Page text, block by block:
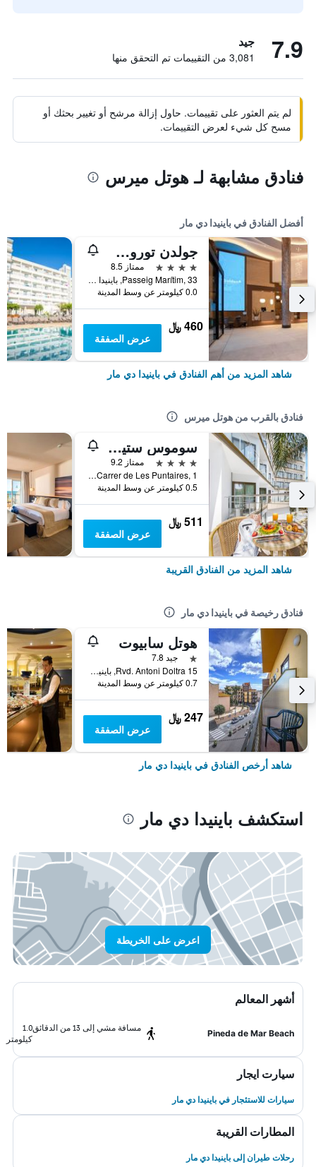
7.9 جيد
3,081 من التقييمات تم التحقق منها
لم يتم العثور على تقييمات. حاول إزالة مرشح أو تغيير بحثك أو
مسح كل شيء لعرض التقييمات.
فنادق مشابهة لـ هوتل ميرس
أفضل الفنادق في باينيدا دي مار
جولدن توروس أكوابارك ريزورت
4 نجوم
ممتاز 8.5
Passeig Marítim, 33, باينيدا دي مار, كاتالونيا, أسبانيا
0.0 كيلومتر عن وسط المدينة
460 ﷼
عرض الصفقة
شاهد المزيد من أهم الفنادق في باينيدا دي مار
فنادق بالقرب من هوتل ميرس
سوموس ستيلا آند سبا
4 نجوم
ممتاز 9.2
Carrer de Les Puntaires, 1, باينيدا دي مار, كاتالونيا, أسبانيا
0.5 كيلومتر عن وسط المدينة
511 ﷼
عرض الصفقة
شاهد المزيد من الفنادق القريبة
فنادق رخيصة في باينيدا دي مار
هوتل سابيوت
نجمة واحدة
جيد 7.8
Rvd. Antoni Doltra 15, باينيدا دي مار, كاتالونيا, أسبانيا
0.7 كيلومتر عن وسط المدينة
247 ﷼
عرض الصفقة
شاهد أرخص الفنادق في باينيدا دي مار
استكشف باينيدا دي مار
اعرض على الخريطة
أشهر المعالم
Pineda de Mar Beach
مسافة مشي إلى 13 من الدقائق
1.0
كيلومتر
سيارت ايجار
سيارات للاستئجار في باينيدا دي مار
المطارات القريبة
رحلات طيران إلى باينيدا دي مار